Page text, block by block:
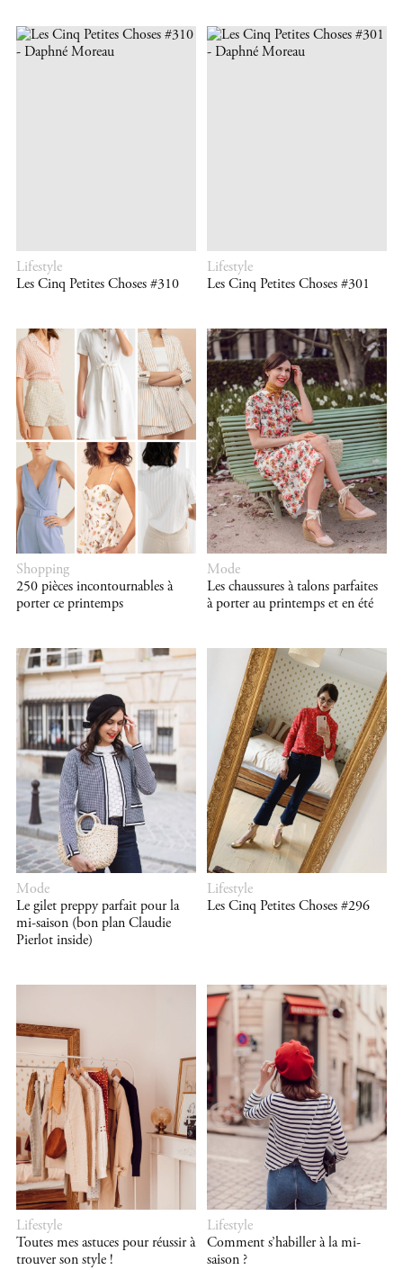
Lifestyle
Les Cinq Petites Choses #310
Lifestyle
Les Cinq Petites Choses #301
Shopping
250 pièces incontournables à
porter ce printemps
Mode
Les chaussures à talons parfaites
à porter au printemps et en été
Mode
Le gilet preppy parfait pour la
mi-saison (bon plan Claudie
Pierlot inside)
Lifestyle
Les Cinq Petites Choses #296
Lifestyle
Toutes mes astuces pour réussir à
trouver son style !
Lifestyle
Comment s’habiller à la mi-
saison ?